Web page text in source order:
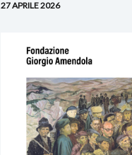
27 APRILE 2026